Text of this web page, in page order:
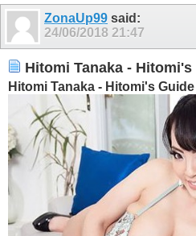
ZonaUp99 said:
24/06/2018 21:47
Hitomi Tanaka -
Hitomi Tanaka - Hitomi's